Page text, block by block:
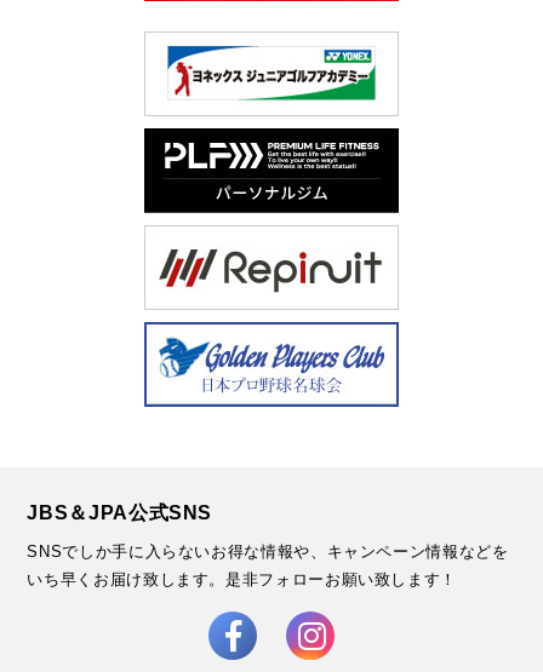
JBS＆JPA公式SNS
SNSでしか手に入らないお得な情報や、キャンペーン情報などを
いち早くお届け致します。是非フォローお願い致します！